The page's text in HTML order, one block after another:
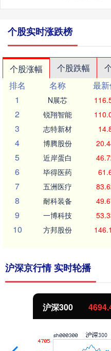
个股实时涨跌榜
个股涨幅 个股跌幅
排名
名称 最
1
N展芯
2 锐翔智能
3 志特新材
4 博腾股份
5 近岸蛋白
6 毕得医药
7 五洲医疗
8 耐科装备
9 一博科技
10 方邦股份
沪深京行情 实时轮播
沪深300